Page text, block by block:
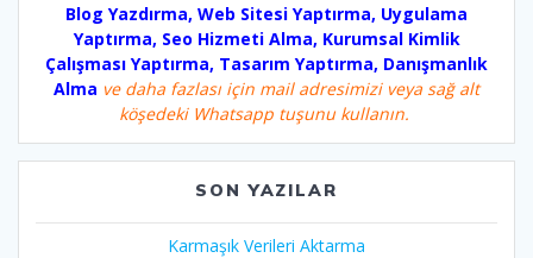
Blog Yazdırma, Web Sitesi Yaptırma, Uygulama
Yaptırma, Seo Hizmeti Alma, Kurumsal Kimlik
Çalışması Yaptırma, Tasarım Yaptırma, Danışmanlık
Alma ve daha fazlası için mail adresimizi veya sağ alt
köşedeki Whatsapp tuşunu kullanın.
SON YAZILAR
Karmaşık Verileri Aktarma